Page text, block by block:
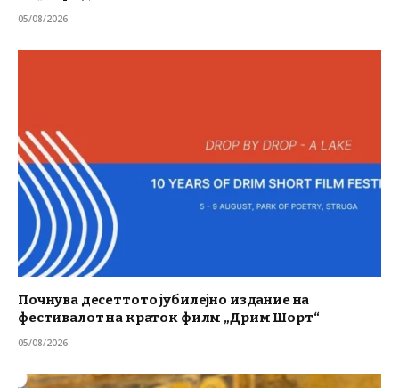
05/08/2026
Почнува десеттото јубилејно издание на
фестивалот на краток филм „Дрим Шорт“
05/08/2026